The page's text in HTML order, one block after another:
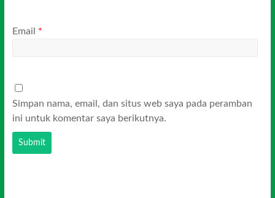
Email *
Simpan nama, email, dan situs web saya pada peramban
ini untuk komentar saya berikutnya.